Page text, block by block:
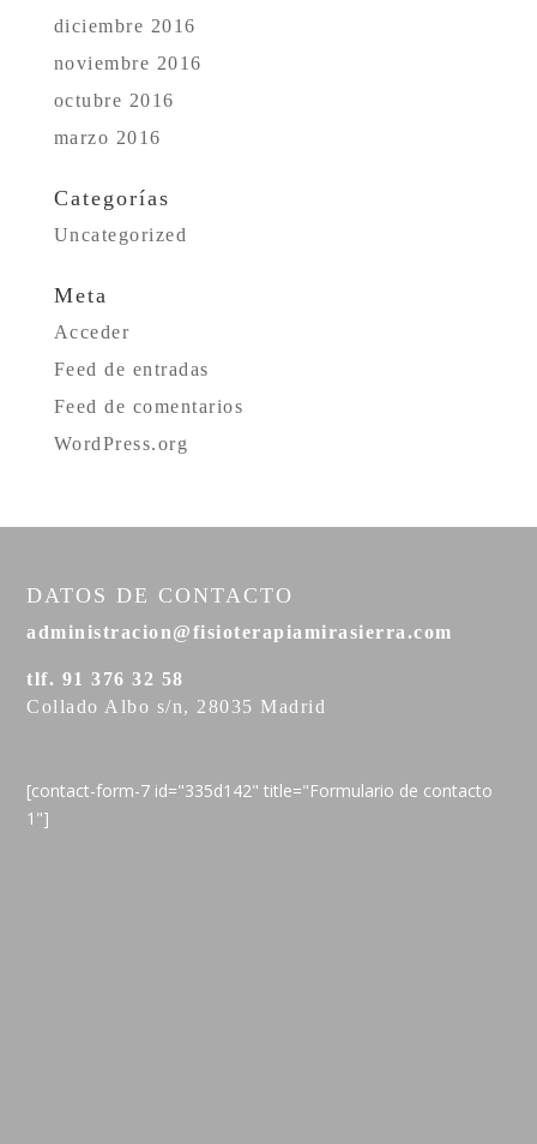
diciembre 2016
noviembre 2016
octubre 2016
marzo 2016
Categorías
Uncategorized
Meta
Acceder
Feed de entradas
Feed de comentarios
WordPress.org
DATOS DE CONTACTO
administracion@fisioterapiamirasierra.com
tlf. 91 376 32 58
Collado Albo s/n, 28035 Madrid
[contact-form-7 id="335d142" title="Formulario de contacto
1"]